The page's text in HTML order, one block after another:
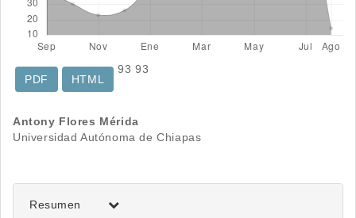
93
PDF
93
HTML
Contenido
del
artículo
Antony Flores Mérida
Universidad Autónoma de Chiapas
Resumen